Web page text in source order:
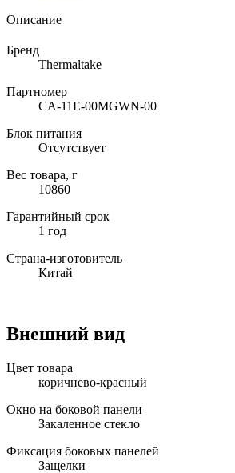
Описание
Бренд
Thermaltake
Партномер
CA-11E-00MGWN-00
Блок питания
Отсутствует
Вес товара, г
10860
Гарантийный срок
1 год
Страна-изготовитель
Китай
Внешний вид
Цвет товара
коричнево-красный
Окно на боковой панели
Закаленное стекло
Фиксация боковых панелей
Защелки